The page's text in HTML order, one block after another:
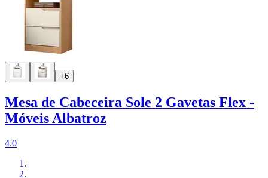
+6
Mesa de Cabeceira Sole 2 Gavetas Flex -
Móveis Albatroz
4.0